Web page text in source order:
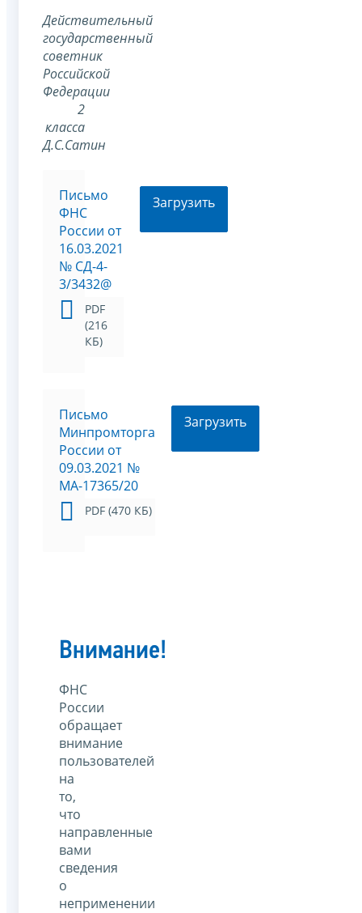
Действительный
государственный
советник
Российской
Федерации
2
класса
Д.С.Сатин
Письмо
ФНС
России от
16.03.2021
№ СД-4-
3/3432@
PDF
(216
КБ)
Загрузить
Письмо
Минпромторга
России от
09.03.2021 №
МА-17365/20
PDF (470 КБ)
Загрузить
Внимание!
ФНС
России
обращает
внимание
пользователей
на
то,
что
направленные
вами
сведения
о
неприменении